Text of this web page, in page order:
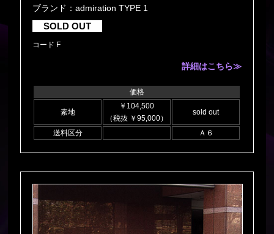
ブランド：admiration TYPE 1
SOLD OUT
コード F
詳細はこちら≫
価格
素地
￥104,500
（税抜 ￥95,000）
sold out
送料区分 Ａ６